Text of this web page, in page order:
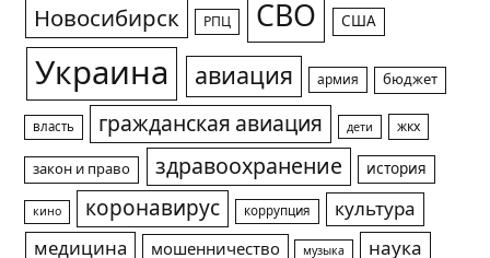
Новосибирск РПЦ СВО США
Украина авиация армия бюджет
власть гражданская авиация дети жкх
закон и право здравоохранение история
кино коронавирус коррупция
культура
медицина
мошенничество музыка
наука